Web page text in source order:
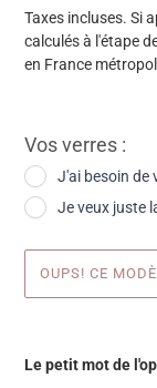
Taxes incluses. Si
calculés à l'étape
en France
Vos verres :
J'ai besoin de
Je veux juste
OUPS! CE
paire
Le petit mot de